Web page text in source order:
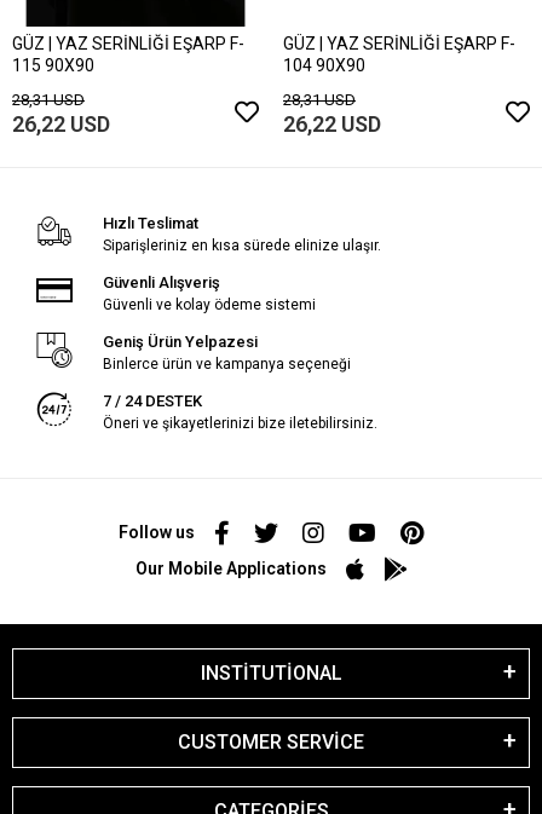
GÜZ | YAZ SERİNLİĞİ EŞARP F-
115 90X90
28,31 USD
26,22 USD
GÜZ | YAZ SERİNLİĞİ EŞARP F-
104 90X90
28,31 USD
26,22 USD
Hızlı Teslimat
Siparişleriniz en kısa sürede elinize ulaşır.
Güvenli Alışveriş
Güvenli ve kolay ödeme sistemi
Geniş Ürün Yelpazesi
Binlerce ürün ve kampanya seçeneği
7 / 24 DESTEK
Öneri ve şikayetlerinizi bize iletebilirsiniz.
Follow us
Our Mobile Applications
INSTİTUTİONAL
CUSTOMER SERVİCE